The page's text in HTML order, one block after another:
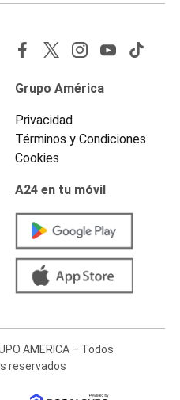
Grupo América
Privacidad
Términos y Condiciones
Cookies
A24 en tu móvil
AMERICA – Todos
reservados